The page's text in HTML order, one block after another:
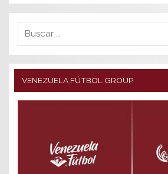
VENEZUELA FÚTBOL GROUP